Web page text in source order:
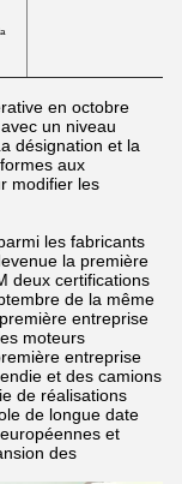
en octobre
un niveau
désignation et la
aux
modifier les
les fabricants
la première
deux certifications
de la même
entreprise
moteurs
entreprise
et des camions
de réalisations
de longue date
et
des